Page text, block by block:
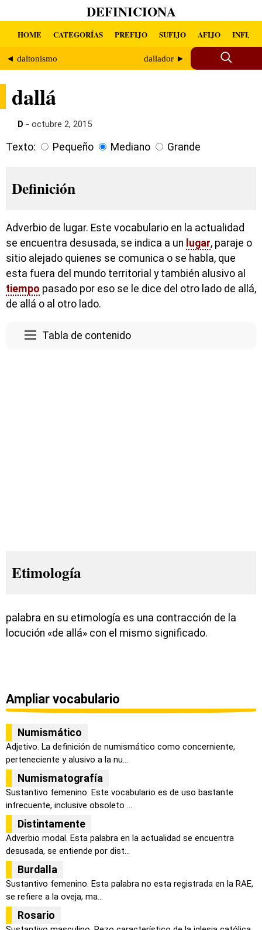
DEFINICIONA
HOME CATEGORÍAS PREFIJO SUFIJO AFIJO INFIJO
◄ daltonismo dallador ►
dallá
D - octubre 2, 2015
Texto: Pequeño Mediano Grande
Definición
Adverbio de lugar. Este vocabulario en la actualidad
se encuentra desusada, se indica a un lugar, paraje o
sitio alejado quienes se comunica o se habla, que
esta fuera del mundo territorial y también alusivo al
tiempo pasado por eso se le dice del otro lado de allá,
de allá o al otro lado.
Tabla de contenido
Etimología
palabra en su etimología es una contracción de la
locución «de allá» con el mismo significado.
Ampliar vocabulario
Numismático
Adjetivo. La definición de numismático como concerniente,
perteneciente y alusivo a la nu...
Numismatografía
Sustantivo femenino. Este vocabulario es de uso bastante
infrecuente, inclusive obsoleto ...
Distintamente
Adverbio modal. Esta palabra en la actualidad se encuentra
desusada, se entiende por dist...
Burdalla
Sustantivo femenino. Esta palabra no esta registrada en la RAE,
se refiere a la oveja, ma...
Rosario